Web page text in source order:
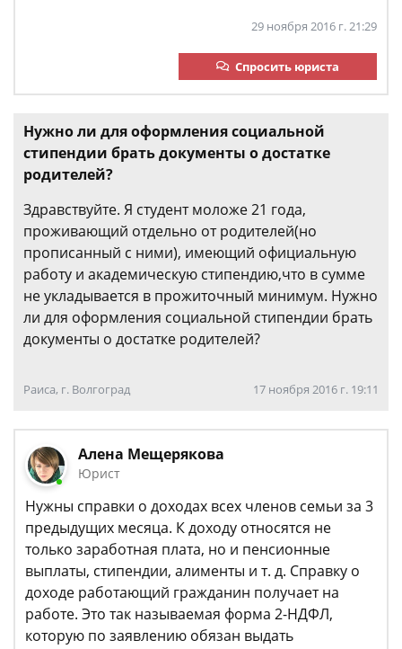
29 ноября 2016 г. 21:29
Спросить юриста
Нужно ли для оформления социальной
стипендии брать документы о достатке
родителей?
Здравствуйте. Я студент моложе 21 года,
проживающий отдельно от родителей(но
прописанный с ними), имеющий официальную
работу и академическую стипендию,что в сумме
не укладывается в прожиточный минимум. Нужно
ли для оформления социальной стипендии брать
документы о достатке родителей?
Раиса, г. Волгоград 17 ноября 2016 г. 19:11
Алена Мещерякова
Юрист
Нужны справки о доходах всех членов семьи за 3
предыдущих месяца. К доходу относятся не
только заработная плата, но и пенсионные
выплаты, стипендии, алименты и т. д. Справку о
доходе работающий гражданин получает на
работе. Это так называемая форма 2-НДФЛ,
которую по заявлению обязан выдать